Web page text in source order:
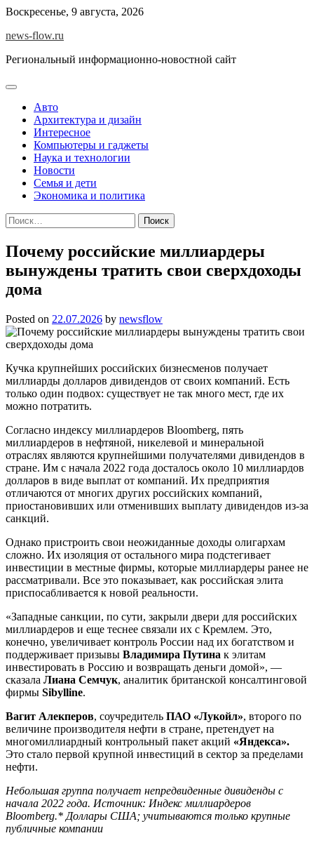
Skip
content
Воскресенье, 9 августа, 2026
news-flow.ru
Региональный информационно-новостной сайт
Авто
Архитектура и дизайн
Интересное
Компьютеры и гаджеты
Наука и технологии
Новости
Семья и дети
Экономика и политика
Найти:
Почему российские миллиардеры
вынуждены тратить свои сверхдоходы
дома
Posted on 22.07.2026 by newsflow
Кучка крупнейших российских бизнесменов получает
миллиарды долларов дивидендов от своих компаний. Есть
только один подвох: существует не так много мест, где их
можно потратить.
Согласно индексу миллиардеров Bloomberg, пять
миллиардеров в нефтяной, никелевой и минеральной
отраслях являются крупнейшими получателями дивидендов в
стране. Им с начала 2022 года досталось около 10 миллиардов
долларов в виде выплат от компаний. Их предприятия
отличаются от многих других российских компаний,
приостановивших или отменивших выплату дивидендов из-за
санкций.
Однако пристроить свои неожиданные доходы олигархам
сложно. Их изоляция от остального мира подстегивает
инвестиции в местные фирмы, которые миллиардеры ранее не
рассматривали. Все это показывает, как российская элита
приспосабливается к новой реальности.
«Западные санкции, по сути, закрыли двери для российских
миллиардеров и еще теснее связали их с Кремлем. Это,
конечно, увеличивает контроль России над их богатством и
поддерживает призывы Владимира Путина к элитам
инвестировать в Россию и возвращать деньги домой», —
сказала Лиана Семчук, аналитик британской консалтинговой
фирмы Sibylline.
Вагит Алекперов, соучредитель ПАО «Лукойл», второго по
величине производителя нефти в стране, претендует на
многомиллиардный контрольный пакет акций «Яндекса».
Это стало первой крупной инвестиций в сектор за пределами
нефти.
Небольшая группа получает непредвиденные дивиденды с
начала 2022 года. Источник: Индекс миллиардеров
Bloomberg.* Доллары США; учитываются только крупные
публичные компании